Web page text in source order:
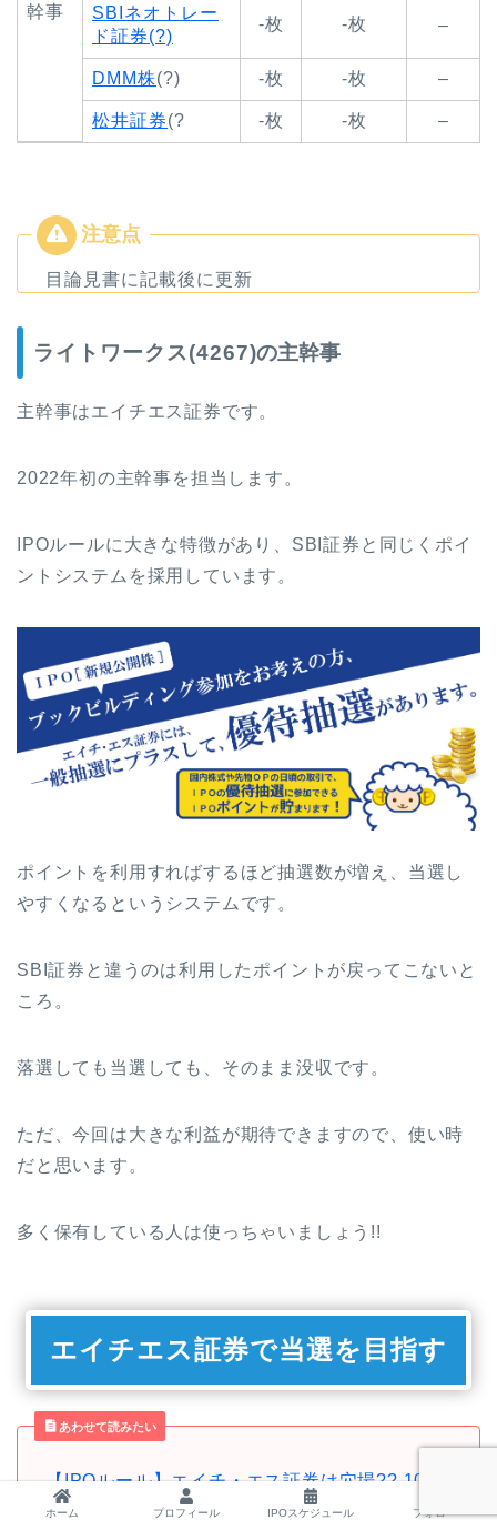
幹事
SBIネオトレー
ド証券(?)
-枚 -枚 –
DMM株(?) -枚 -枚 –
松井証券(? -枚 -枚 –
目論見書に記載後に更新
ライトワークス(4267)の主幹事
主幹事はエイチエス証券です。
2022年初の主幹事を担当します。
IPOルールに大きな特徴があり、SBI証券と同じくポイ
ントシステムを採用しています。
ポイントを利用すればするほど抽選数が増え、当選し
やすくなるというシステムです。
SBI証券と違うのは利用したポイントが戻ってこないと
ころ。
落選しても当選しても、そのまま没収です。
ただ、今回は大きな利益が期待できますので、使い時
だと思います。
多く保有している人は使っちゃいましょう!!
エイチエス証券で当選を目指す
あわせて読みたい
【IPOルール】エイチ・エス証券は穴場?? 100
万円稼いでわかったメリット・デメリット
ホーム プロフィール IPOスケジュール フォロー